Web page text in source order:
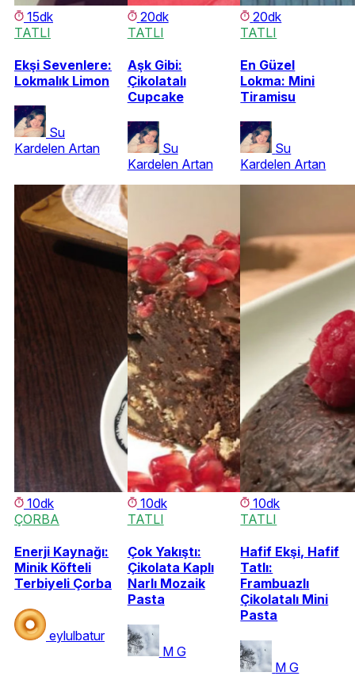
15dk
TATLI
Ekşi Sevenlere:
Lokmalık Limon
Su
Kardelen Artan
20dk
TATLI
Aşk Gibi:
Çikolatalı
Cupcake
Su
Kardelen Artan
20dk
TATLI
En Güzel
Lokma: Mini
Tiramisu
Su
Kardelen Artan
10dk
ÇORBA
Enerji Kaynağı:
Minik Köfteli
Terbiyeli Çorba
eylulbatur
10dk
TATLI
Çok Yakıştı:
Çikolata Kaplı
Narlı Mozaik
Pasta
M G
10dk
TATLI
Hafif Ekşi, Hafif
Tatlı:
Frambuazlı
Çikolatalı Mini
Pasta
M G